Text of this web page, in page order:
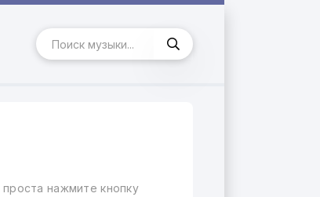
проста нажмите кнопку